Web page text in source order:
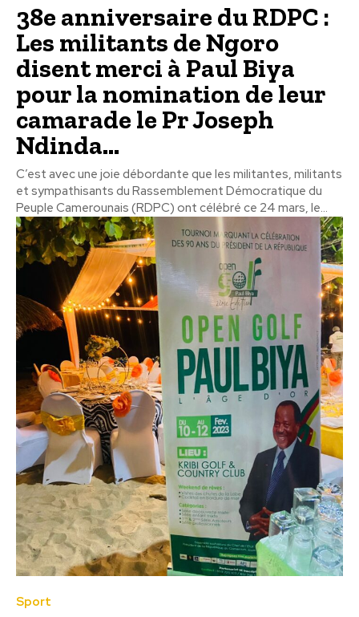
38e anniversaire du RDPC :
Les militants de Ngoro
disent merci à Paul Biya
pour la nomination de leur
camarade le Pr Joseph
Ndinda...
C’est avec une joie débordante que les militantes, militants
et sympathisants du Rassemblement Démocratique du
Peuple Camerounais (RDPC) ont célébré ce 24 mars, le...
Sport